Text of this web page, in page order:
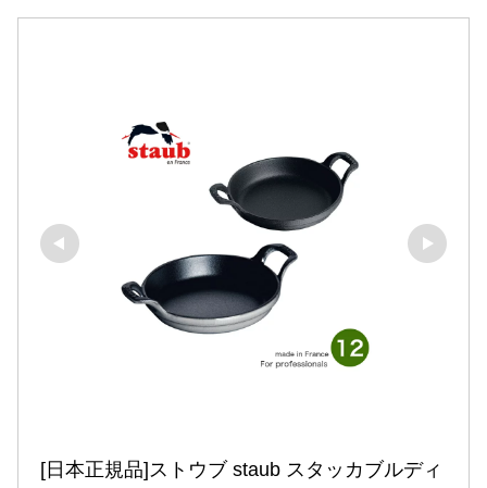
[日本正規品]ストウブ staub スタッカブルディ